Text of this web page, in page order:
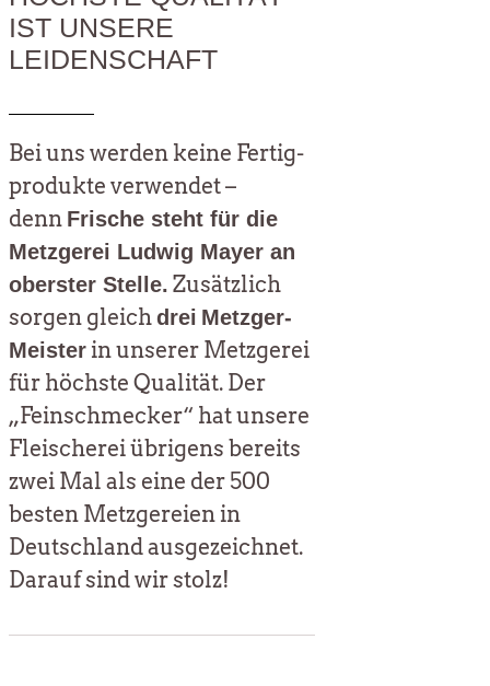
IST UNSERE
LEIDENSCHAFT
Bei uns wer­den kei­ne Fer­tig­
pro­duk­te ver­wen­det –
denn Fri­sche steht für die
Metz­ge­rei Lud­wig May­er an
obers­ter Stel­le. Zusätz­lich
sor­gen gleichdrei Metz­ger-
Meis­ter in unse­rer Metz­ge­rei
für höchs­te Qua­li­tät. Der
„Fein­schme­cker“ hat unse­re
Flei­sche­rei übri­gens bereits
zwei Mal als eine der 500
bes­ten Metz­ge­rei­en in
Deutsch­land aus­ge­zeich­net.
Dar­auf sind wir stolz!